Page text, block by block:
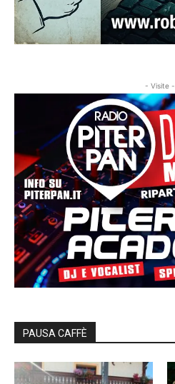
- Visite -
PAUSA CAFFÈ